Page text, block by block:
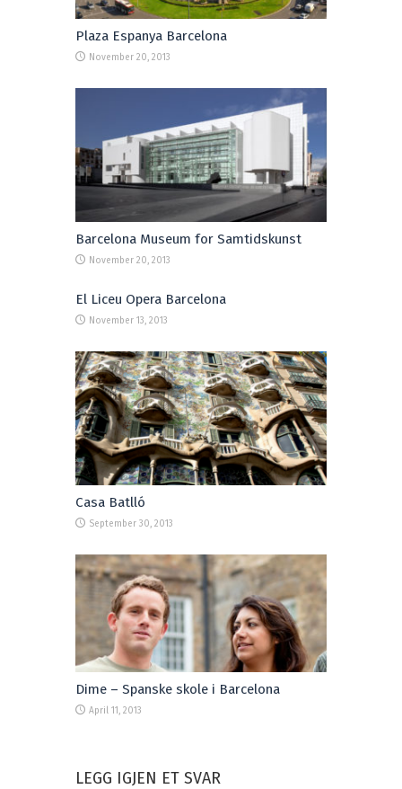
Plaza Espanya Barcelona
November 20, 2013
Barcelona Museum for Samtidskunst
November 20, 2013
El Liceu Opera Barcelona
November 13, 2013
Casa Batlló
September 30, 2013
Dime – Spanske skole i Barcelona
April 11, 2013
LEGG IGJEN ET SVAR